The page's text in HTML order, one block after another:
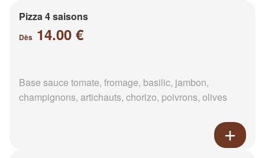
Pizza 4 saisons
Dès 14.00 €
Base sauce tomate, fromage, basilic, jambon,
champignons, artichauts, chorizo, poivrons, olives